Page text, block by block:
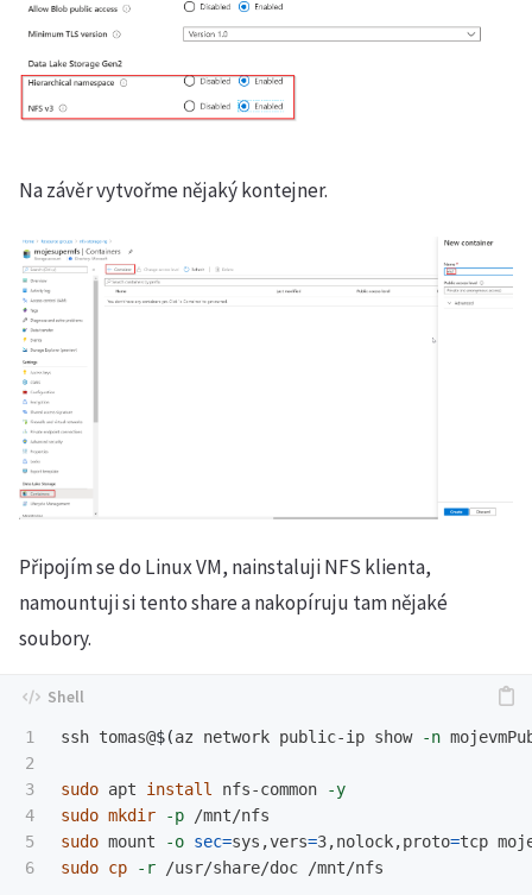
Na závěr vytvořme nějaký kontejner.
Připojím se do Linux VM, nainstaluji NFS klienta,
namountuji si tento share a nakopíruju tam nějaké
soubory.
1
2
3
4
5
ssh tomas@$(az network public-ip show -n
sudo apt install nfs-common
-y
sudo mkdir
-p
sudo mount -o sec=sys,vers=3,nolock,proto=
sudo cp
-r